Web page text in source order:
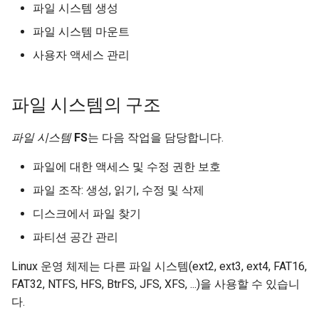
파일 시스템 생성
파일 시스템 마운트
사용자 액세스 관리
파일 시스템의 구조
파일 시스템 FS는 다음 작업을 담당합니다.
파일에 대한 액세스 및 수정 권한 보호
파일 조작: 생성, 읽기, 수정 및 삭제
디스크에서 파일 찾기
파티션 공간 관리
Linux 운영 체제는 다른 파일 시스템(ext2, ext3, ext4, FAT16,
FAT32, NTFS, HFS, BtrFS, JFS, XFS, ...)을 사용할 수 있습니
다.